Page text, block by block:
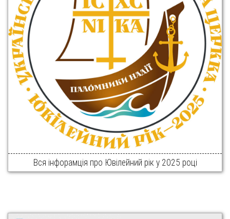
Вся інфорамція про Ювілейний рік у 2025 році